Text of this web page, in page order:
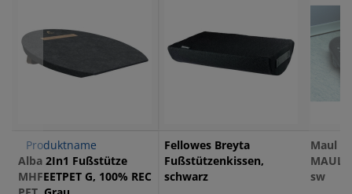
Produktname
Alba 2In1 Fußstütze
MHFEETPET G, 100% REC
Fellowes Breyta
Fußstützenkissen,
schwarz
Maul
sw